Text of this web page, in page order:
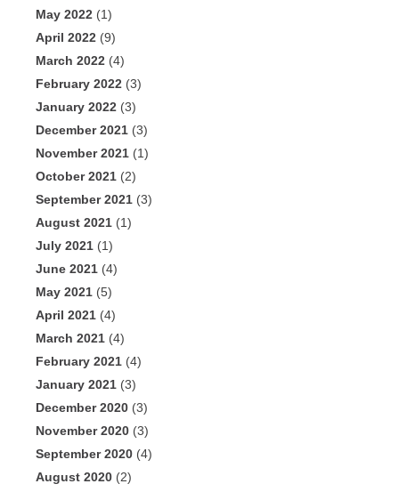
May 2022 (1)
April 2022 (9)
March 2022 (4)
February 2022 (3)
January 2022 (3)
December 2021 (3)
November 2021 (1)
October 2021 (2)
September 2021 (3)
August 2021 (1)
July 2021 (1)
June 2021 (4)
May 2021 (5)
April 2021 (4)
March 2021 (4)
February 2021 (4)
January 2021 (3)
December 2020 (3)
November 2020 (3)
September 2020 (4)
August 2020 (2)